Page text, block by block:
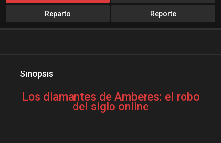
Reparto Reporte
Sinopsis
Los diamantes de Amberes: el robo
del siglo online